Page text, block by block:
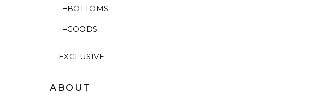
BOTTOMS
GOODS
EXCLUSIVE
ABOUT